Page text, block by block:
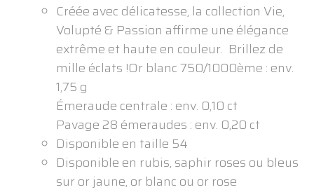
Créée avec délicatesse, la collection Vie,
Volupté & Passion affirme une élégance
extrême et haute en couleur. Brillez de
mille éclats !Or blanc 750/1000ème : env.
1,75 g
Émeraude centrale : env. 0,10 ct
Pavage 28 émeraudes : env. 0,20 ct
Disponible en taille 54
Disponible en rubis, saphir roses ou bleus
sur or jaune, or blanc ou or rose